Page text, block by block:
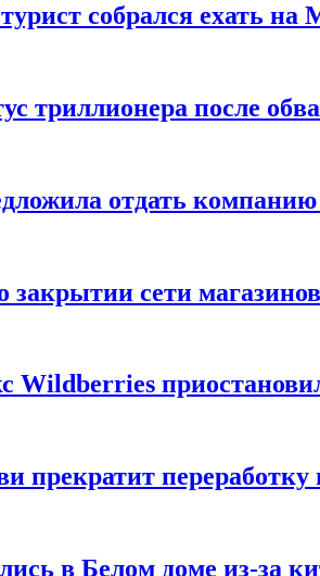
собрался ехать
триллионера после
отдать
сети
Wildberries
прекратит
в Белом доме из-за